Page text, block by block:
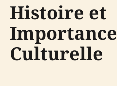
Histoire et
Importance
Culturelle